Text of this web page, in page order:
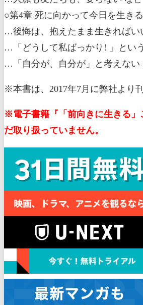
○第4章 死に向かって今日を生きる
…後悔は、抱えたまま生きればい
…「どうして私ばっかり! 」とい
…「自分が、自分が」と考えない
※本書は、2017年7月に弊社より
※電子書籍『「前向きに生きる」
だ取り扱っていません。